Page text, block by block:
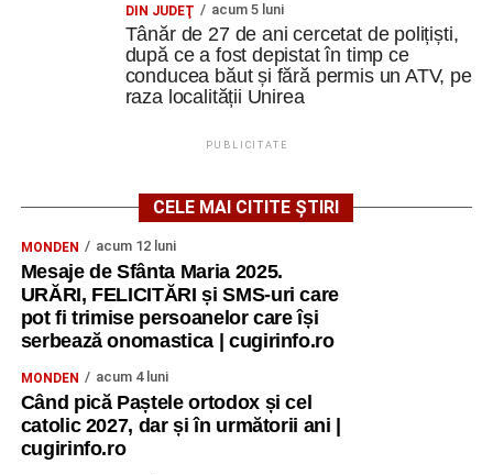
DIN JUDEŢ acum 5 luni
Tânăr de 27 de ani cercetat de polițiști,
după ce a fost depistat în timp ce
conducea băut și fără permis un ATV, pe
raza localității Unirea
PUBLICITATE
CELE MAI CITITE ȘTIRI
MONDEN acum 12 luni
Mesaje de Sfânta Maria 2025.
URĂRI, FELICITĂRI și SMS-uri care
pot fi trimise persoanelor care își
serbează onomastica | cugirinfo.ro
MONDEN acum 4 luni
Când pică Paștele ortodox și cel
catolic 2027, dar și în următorii ani |
cugirinfo.ro